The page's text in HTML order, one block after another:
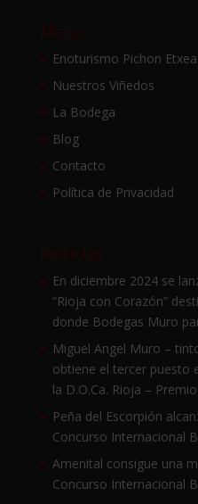
Menu
Enoturismo Pichon Etxea
Nuestros Viñedos
La Bodega
Blog
Contacto
Política de Privacidad
Noticias
En diciembre 2024 se
“Rioja con Corazón”
donde Bodegas Muro
Miguel Angel Muro –
obtiene el tercer puesto
la D.O.Ca. Rioja –
Peña del Escorpión
Concurso Internacional
Amenital consigue una
Concurso Internacional